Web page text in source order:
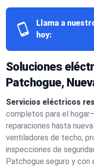
Llama a
hoy:
Soluciones
Patchogue,
Servicios eléctricos
completos para el
reparaciones hasta
ventiladores de techo,
inspecciones de
Patchogue seguro y con